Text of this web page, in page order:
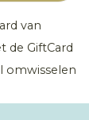
van
de GiftCard
omwisselen